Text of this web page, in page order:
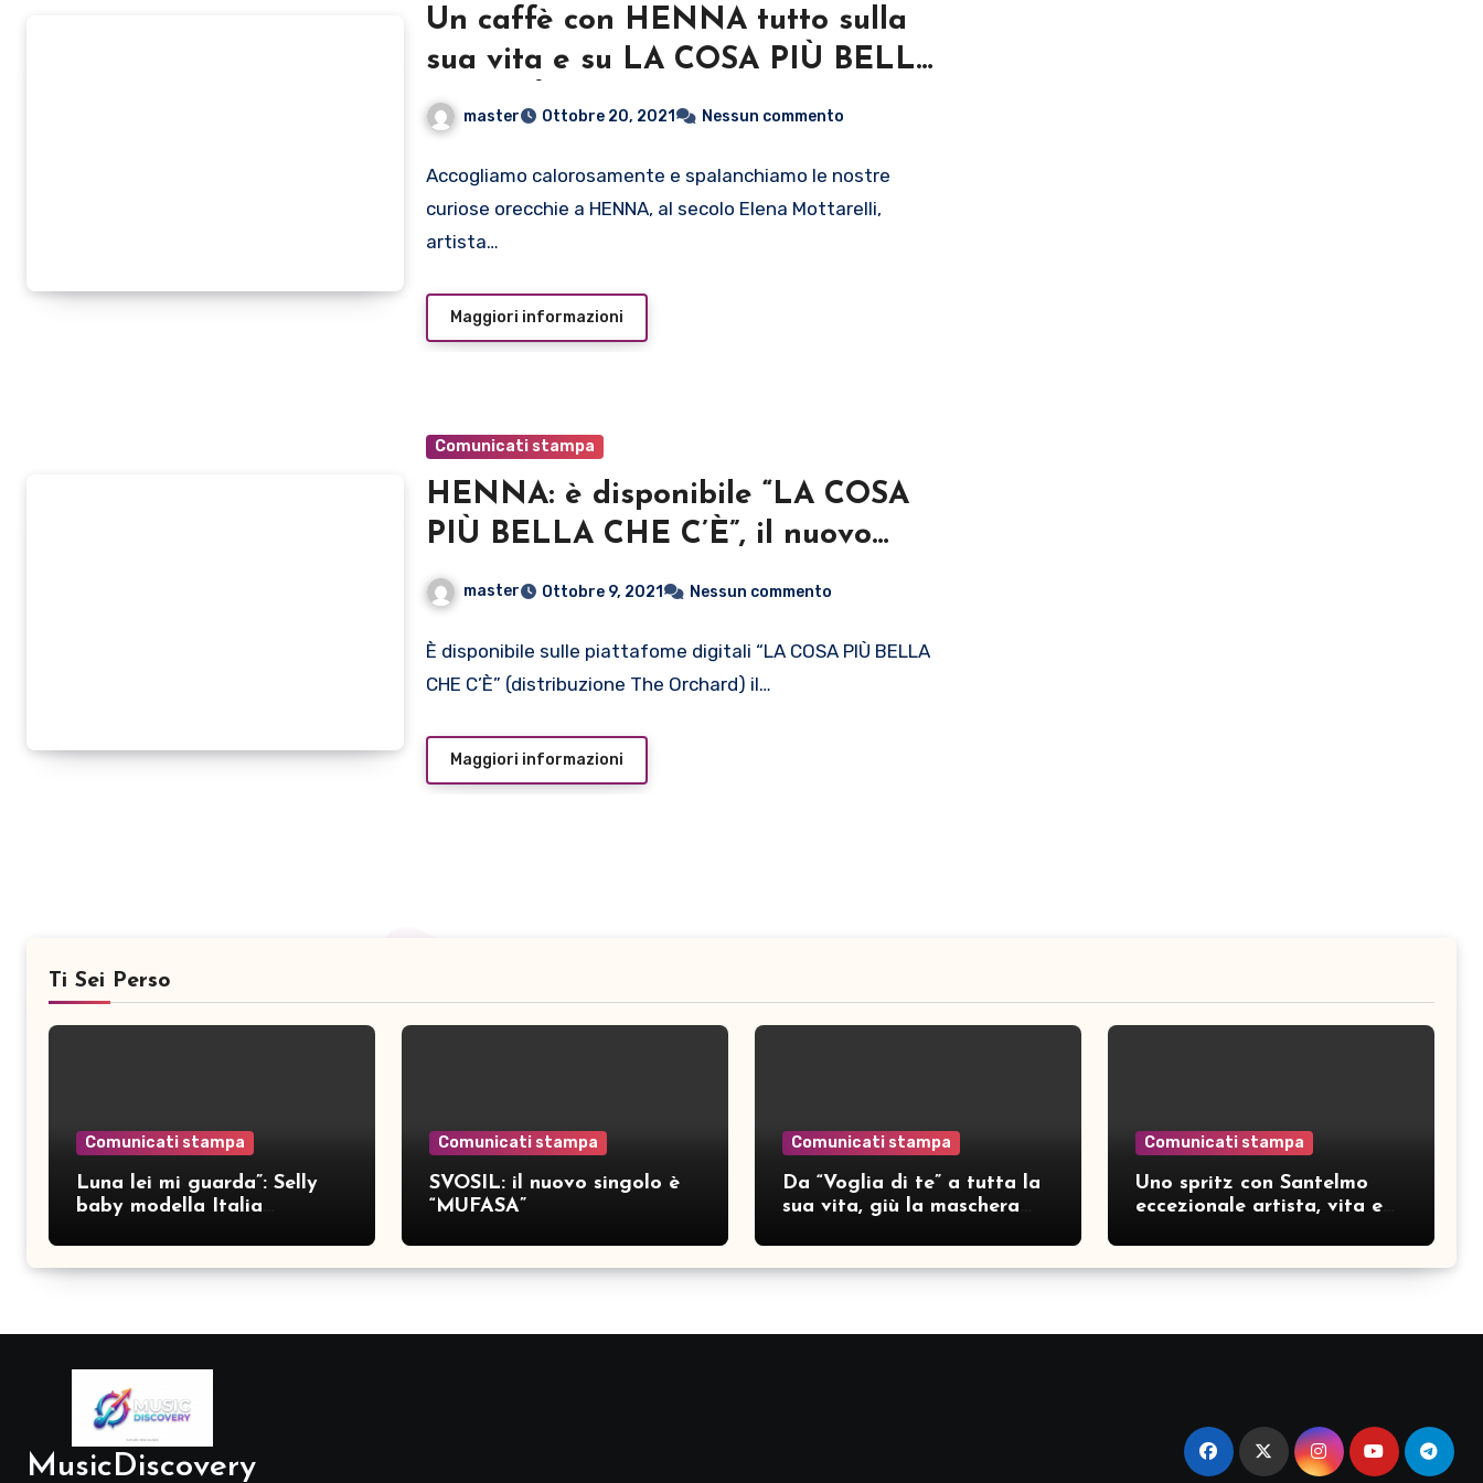
Un caffè con HENNA tutto sulla
sua vita e su LA COSA PIÙ BELLA
CHE C’È
master Ottobre 20, 2021 Nessun commento
Accogliamo calorosamente e spalanchiamo le nostre
curiose orecchie a HENNA, al secolo Elena Mottarelli,
artista…
Maggiori informazioni
Comunicati stampa
HENNA: è disponibile “LA COSA
PIÙ BELLA CHE C’È”, il nuovo
singolo della cantautrice
master Ottobre 9, 2021 Nessun commento
È disponibile sulle piattafome digitali “LA COSA PIÙ BELLA
CHE C’È” (distribuzione The Orchard) il…
Maggiori informazioni
Ti Sei Perso
Comunicati stampa
Luna lei mi guarda”: Selly
baby modella Italia
Comunicati stampa
SVOSIL: il nuovo singolo è
“MUFASA”
Comunicati stampa
Da “Voglia di te” a tutta la
sua vita, giù la maschera
Comunicati stampa
Uno spritz con Santelmo
eccezionale artista, vita e
MusicDiscovery